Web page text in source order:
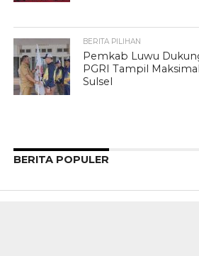
BERITA PILIHAN
Pemkab Luwu
PGRI Tampil
Sulsel
BERITA POPULER